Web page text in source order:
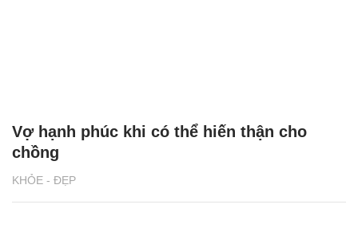
KHỎE - ĐẸP
Vợ hạnh phúc khi có thể hiến thận cho
chồng